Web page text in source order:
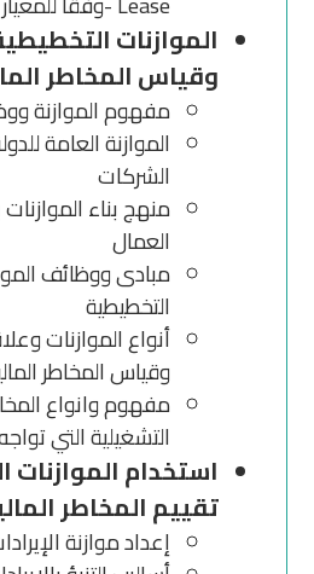
الموازنات
وقياس المخاطر
مفهوم الموازنة
الموازنة العامة
الشركات
منهج بناء
العمال
مبادى ووظائف
التخطيطية
أنواع الموازنات
وقياس المخاطر
مفهوم وانواع
التشغيلية التي
استخدام الموازنات
تقييم المخاطر
إعداد موازنة